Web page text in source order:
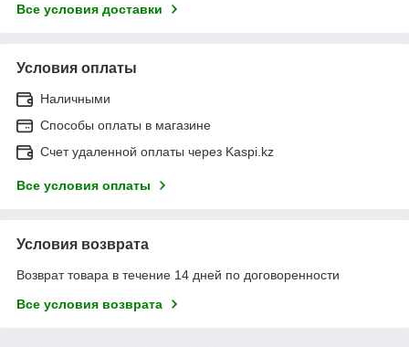
Все условия доставки
Условия оплаты
Наличными
Способы оплаты в магазине
Счет удаленной оплаты через Kaspi.kz
Все условия оплаты
Условия возврата
Возврат товара в течение 14 дней по договоренности
Все условия возврата